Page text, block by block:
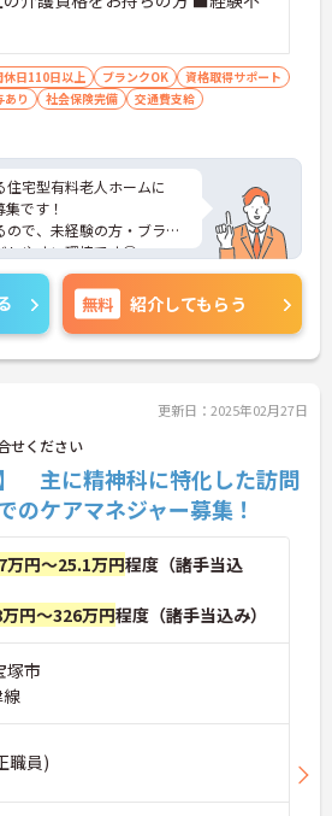
休日110日以上 ブランクOK
資格取得サポート
あり 社会保険完備
交通費支給
宅型有料老人ホームに
です！
で、未経験の方・ブラン
しやすい環境です◎
ライベートな時間も確保
けた勤務が可能です。
策ポイントなど、さらに
のでお気軽にご相談くださ
無料 紹介してもらう
更新日：2025年02月27日
せください
】 主に精神科に特化した訪問
のケアマネジャー募集！
万円～25.1万円程度（諸手当込
円～326万円程度（諸手当込み）
塚市
職員)